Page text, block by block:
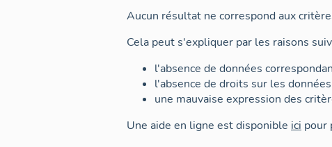
Aucun résultat ne correspond aux
Cela peut s'expliquer par les raisons
l'absence de données
l'absence de droits sur les
une mauvaise expression des
Une aide en ligne est disponible ici pour